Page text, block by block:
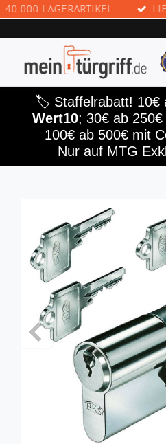
LAGERARTIKEL
🏷️ Staffelrabatt! 10€
Wert10; 30€ ab
100€ ab 500€ mit
Nur auf MTG